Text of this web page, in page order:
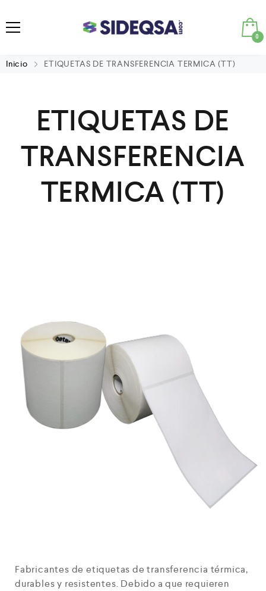
0
Inicio ETIQUETAS DE TRANSFERENCIA TERMICA (TT)
ETIQUETAS DE
TRANSFERENCIA
TERMICA (TT)
Fabricantes de etiquetas de transferencia térmica,
durables y resistentes. Debido a que requieren